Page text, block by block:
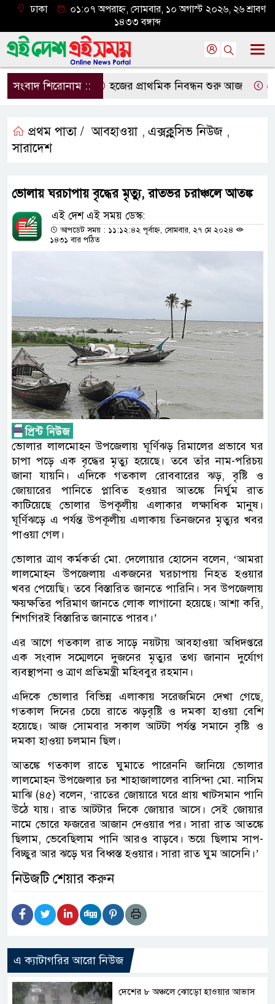
ঢাকা
০১:০৭ অপরাহ্ন, সোমবার, ১০ অগাস্ট ২০২৬, ২৬ শ্রাবণ
১৪৩৩ বঙ্গাব্দ
সংবাদ শিরোনাম :: হজের প্রাথমিক নিবন্ধন শুরু আজ
প্রথম পাতা / আবহাওয়া , এক্সক্লুসিভ নিউজ ,
সারাদেশ
ভোলায় ঘরচাপায় বৃদ্ধের মৃত্যু, রাতভর চরাঞ্চলে আতঙ্ক
এই দেশ এই সময় ডেস্ক:
আপডেট সময় : ১১:১২:৪২ পূর্বাহ্ন, সোমবার, ২৭ মে ২০২৪
১৪৩১ বার পঠিত
ভোলার লালমোহন উপজেলায় ঘূর্ণিঝড় রিমালের প্রভাবে ঘর
চাপা পড়ে এক বৃদ্ধের মৃত্যু হয়েছে। তবে তাঁর নাম-পরিচয়
জানা যায়নি। এদিকে গতকাল রোববারের ঝড়, বৃষ্টি ও
জোয়ারের পানিতে প্লাবিত হওয়ার আতঙ্কে নির্ঘুম রাত
কাটিয়েছে ভোলার উপকূলীয় এলাকার লক্ষাধিক মানুষ।
ঘূর্ণিঝড়ে এ পর্যন্ত উপকূলীয় এলাকায় তিনজনের মৃত্যুর খবর
পাওয়া গেল।
ভোলার ত্রাণ কর্মকর্তা মো. দেলোয়ার হোসেন বলেন, ‘আমরা
লালমোহন উপজেলায় একজনের ঘরচাপায় নিহত হওয়ার
খবর পেয়েছি। তবে বিস্তারিত জানতে পারিনি। সব উপজেলায়
ক্ষয়ক্ষতির পরিমাণ জানতে লোক লাগানো হয়েছে। আশা করি,
শিগগিরই বিস্তারিত জানাতে পারব।’
এর আগে গতকাল রাত সাড়ে নয়টায় আবহাওয়া অধিদপ্তরে
এক সংবাদ সম্মেলনে দুজনের মৃত্যুর তথ্য জানান দুর্যোগ
ব্যবস্থাপনা ও ত্রাণ প্রতিমন্ত্রী মহিববুর রহমান।
এদিকে ভোলার বিভিন্ন এলাকায় সরেজমিনে দেখা গেছে,
গতকাল দিনের চেয়ে রাতে ঝড়বৃষ্টি ও দমকা হাওয়া বেশি
হয়েছে। আজ সোমবার সকাল আটটা পর্যন্ত সমানে বৃষ্টি ও
দমকা হাওয়া চলমান ছিল।
আতঙ্কে গতকাল রাতে ঘুমাতে পারেননি জানিয়ে ভোলার
লালমোহন উপজেলার চর শাহাজালালের বাসিন্দা মো. নাসিম
মাঝি (৪৫) বলেন, ‘রাতের জোয়ারে ঘরে প্রায় খাটসমান পানি
উঠে যায়। রাত আটটার দিকে জোয়ার আসে। সেই জোয়ার
নামে ভোরে ফজরের আজান দেওয়ার পর। সারা রাত আতঙ্কে
ছিলাম, ভেবেছিলাম পানি আরও বাড়বে। ভয়ে ছিলাম সাপ-
বিচ্ছুর আর ঝড়ে ঘর বিধ্বস্ত হওয়ার। সারা রাত ঘুম আসেনি।’
নিউজটি শেয়ার করুন
এ ক্যাটাগরির আরো নিউজ
দেশের ৮ অঞ্চলে ঝোড়ো হাওয়ার আভাস